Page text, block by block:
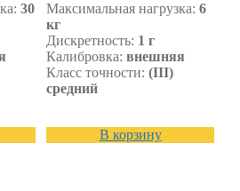
30
Максимальная нагрузка: 6
кг
Дискретность: 1 г
Калибровка: внешняя
Класс точности: (III)
средний
В корзину